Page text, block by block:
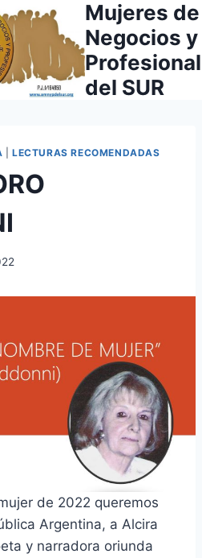
Mujeres de
Negocios y
del SUR
|LECTURAS RECOMENDADAS
de 2022 queremos
Argentina, a Alcira
y narradora oriunda